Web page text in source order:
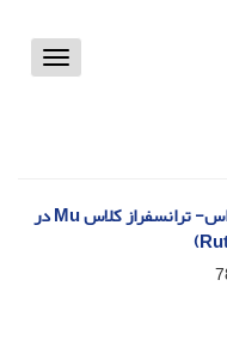
Toggle
شناسایی و تعیین خصوصیات ژن گلوتاتیون اس- ترانسفراز کلاس Mu در